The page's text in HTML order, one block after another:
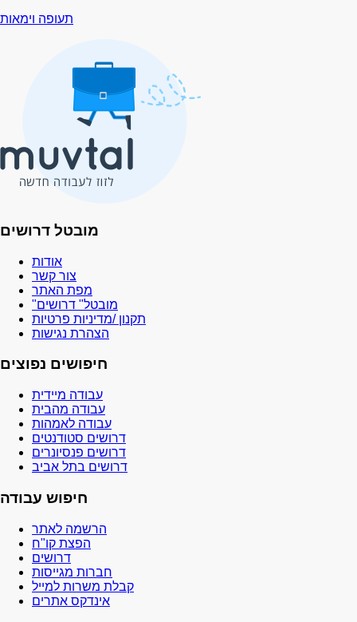
תעופה וימאות
מובטל דרושים
אודות
צור קשר
מפת האתר
"מובטל" דרושים
תקנון /מדיניות פרטיות
הצהרת נגישות
חיפושים נפוצים
עבודה מיידית
עבודה מהבית
עבודה לאמהות
דרושים סטודנטים
דרושים פנסיונרים
דרושים בתל אביב
חיפוש עבודה
הרשמה לאתר
הפצת קו"ח
דרושים
חברות מגייסות
קבלת משרות למייל
אינדקס אתרים